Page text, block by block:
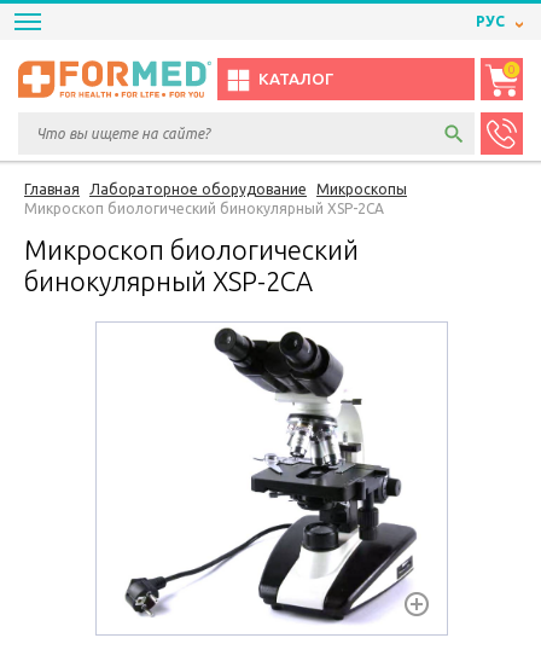
РУС
КАТАЛОГ
0
Главная Лабораторное оборудование
Микроскопы
Микроскоп биологический бинокулярный XSP-2CA
Микроскоп биологический
бинокулярный XSP-2CA